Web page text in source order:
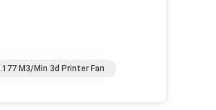
M3/Min 3d Printer Fan